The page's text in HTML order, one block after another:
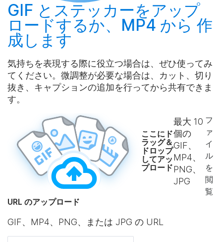
GIF とステッカーをアップ
ロードするか、MP4 から 作
成 します
気持ちを表現する際に役立つ場合は、ぜひ使ってみ
てください。微調整が必要な場合は、カット、切り
抜き、キャプションの追加を行ってから共有できま
す。
ここにド
ラッグ＆
ドロップ
してアッ
プロード
最大 10
個の
GIF、
MP4、
PNG、
JPG
フ
ァ
イ
ル
を
閲
覧
URL のアップロード
GIF、MP4、PNG、または JPG の URL